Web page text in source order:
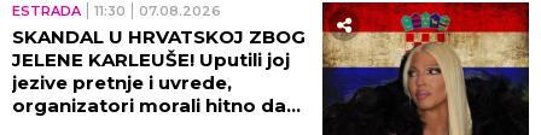
ESTRADA 11:30 07.08.2026
SKANDAL U HRVATSKOJ ZBOG
JELENE KARLEUŠE! Uputili joj
jezive pretnje i uvrede,
organizatori morali hitno da